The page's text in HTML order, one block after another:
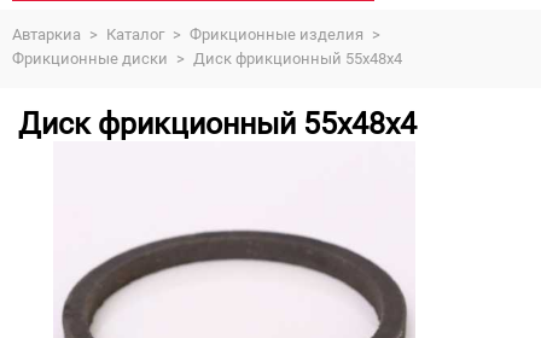
Автаркиа > Каталог > Фрикционные изделия >
Фрикционные диски > Диск фрикционный 55х48х4
Диск фрикционный 55х48х4